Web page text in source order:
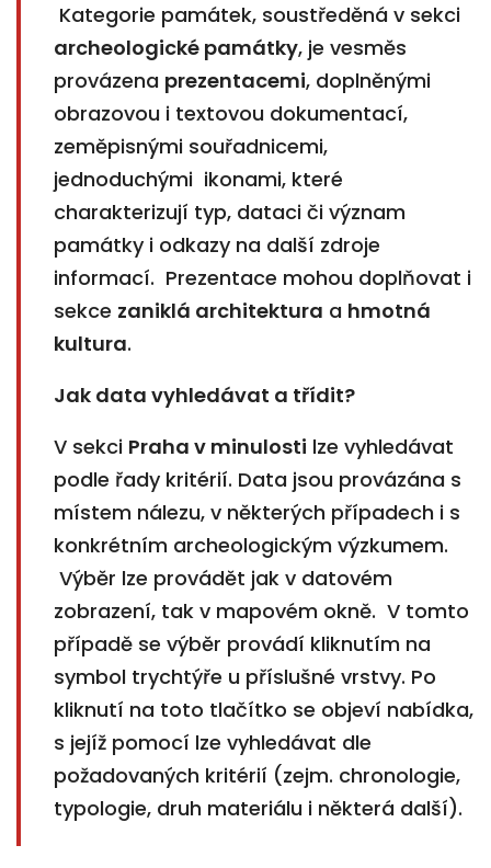
Kategorie památek, soustředěná v sekci
archeologické památky, je vesměs
provázena prezentacemi, doplněnými
obrazovou i textovou dokumentací,
zeměpisnými souřadnicemi,
jednoduchými ikonami, které
charakterizují typ, dataci či význam
památky i odkazy na další zdroje
informací. Prezentace mohou doplňovat i
sekce zaniklá architektura a hmotná
kultura.
Jak data vyhledávat a třídit?
V sekci Praha v minulosti lze vyhledávat
podle řady kritérií. Data jsou provázána s
místem nálezu, v některých případech i s
konkrétním archeologickým výzkumem.
Výběr lze provádět jak v datovém
zobrazení, tak v mapovém okně. V tomto
případě se výběr provádí kliknutím na
symbol trychtýře u příslušné vrstvy. Po
kliknutí na toto tlačítko se objeví nabídka,
s jejíž pomocí lze vyhledávat dle
požadovaných kritérií (zejm. chronologie,
typologie, druh materiálu i některá další).